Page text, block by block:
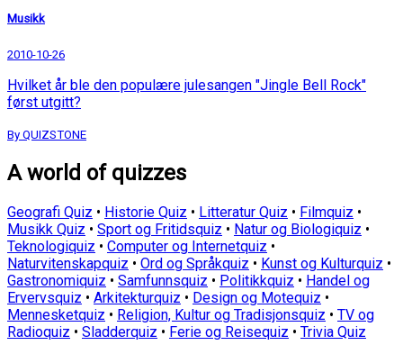
Musikk
2010-10-26
Hvilket år ble den populære julesangen "Jingle Bell Rock"
først utgitt?
By QUIZSTONE
A world of quizzes
Geografi Quiz • Historie Quiz • Litteratur Quiz • Filmquiz •
Musikk Quiz • Sport og Fritidsquiz • Natur og Biologiquiz •
Teknologiquiz • Computer og Internetquiz •
Naturvitenskapquiz • Ord og Språkquiz • Kunst og Kulturquiz •
Gastronomiquiz • Samfunnsquiz • Politikkquiz • Handel og
Ervervsquiz • Arkitekturquiz • Design og Motequiz •
Mennesketquiz • Religion, Kultur og Tradisjonsquiz • TV og
Radioquiz • Sladderquiz • Ferie og Reisequiz • Trivia Quiz